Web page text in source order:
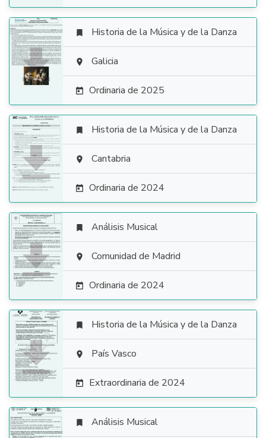

 Historia de la Música y de la Danza
 Galicia
 Ordinaria de 2025

 Historia de la Música y de la Danza
 Cantabria
 Ordinaria de 2024

 Análisis Musical
 Comunidad de Madrid
 Ordinaria de 2024

 Historia de la Música y de la Danza
 País Vasco
 Extraordinaria de 2024
 Análisis Musical